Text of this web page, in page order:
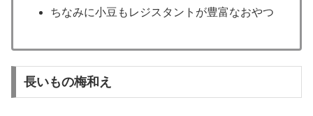
ちなみに小豆もレジスタントが豊富なおやつ
長いもの梅和え